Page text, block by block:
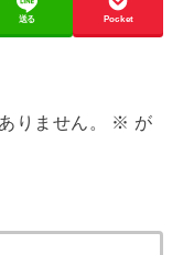
送る Pocket
りません。 ※ が